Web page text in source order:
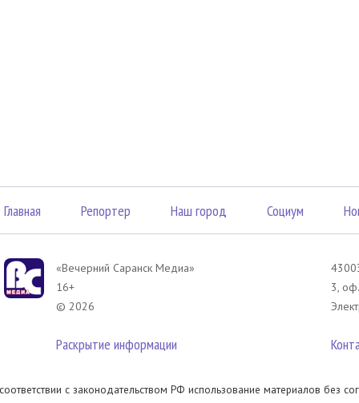
Главная Репортер Наш город Социум
«Вечерний Саранск Mедиа»
16+
© 2026
Раскрытие информации
3,
с законодательством РФ использование материалов без